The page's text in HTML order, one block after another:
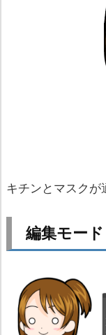
キチンとマスク
編集モード